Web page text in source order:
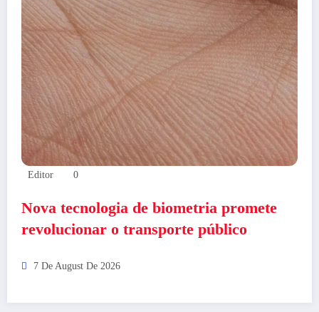
Editor 0
Nova tecnologia de biometria promete
revolucionar o transporte público
7 De August De 2026